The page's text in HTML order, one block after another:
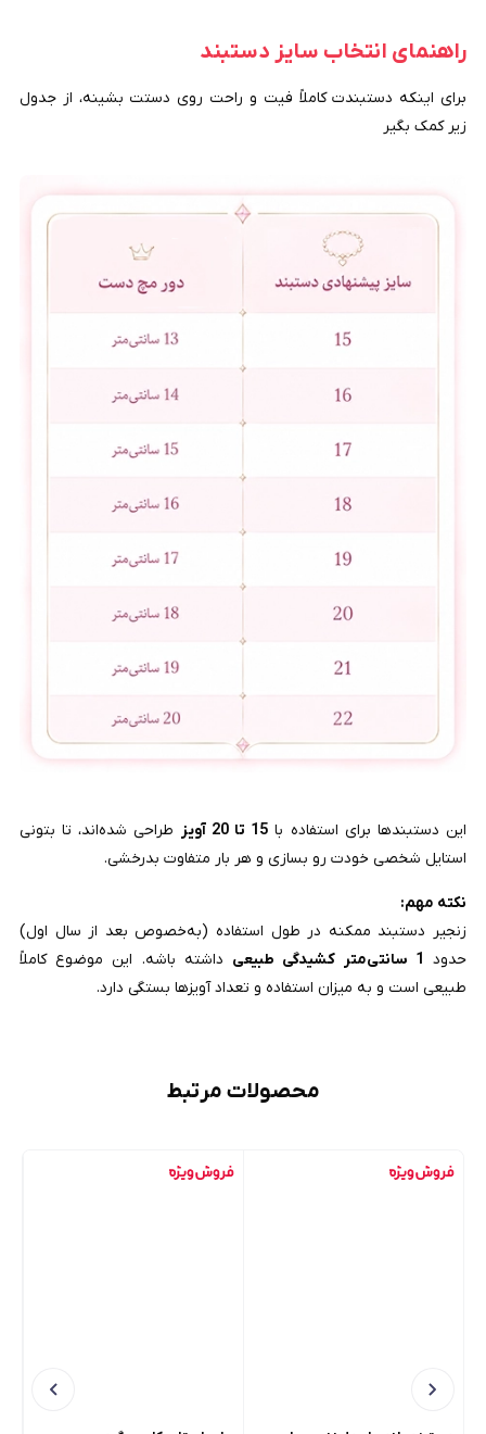
راهنمای انتخاب سایز دستبند
برای اینکه دستبندت کاملاً فیت و راحت روی دستت بشینه، از جدول
زیر کمک بگیر
این دستبندها برای استفاده با 15 تا 20 آویز
طراحی شده‌اند، تا بتونی
استایل شخصی خودت رو بسازی و هر بار متفاوت بدرخشی.
نکته مهم:
زنجیر دستبند ممکنه در طول استفاده (به‌خصوص بعد از سال اول)
حدود 1 سانتی‌متر کشیدگی طبیعی
داشته باشه. این موضوع کاملاً
طبیعی است و به میزان استفاده و تعداد آویزها بستگی دارد.
محصولات مرتبط